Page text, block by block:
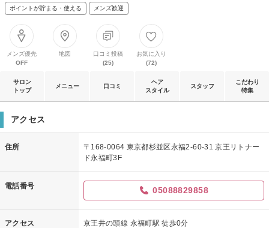
ポイントが貯まる・使える メンズ歓迎
メンズ優先
OFF
地図
口コミ投稿
(25)
お気に入り
(72)
サロン
トップ
メニュー 口コミ
ヘア
スタイル
スタッフ
こだわり
特集
アクセス
住所
〒168-0064 東京都杉並区永福2-60-31 京王リトナー
ド永福町3F
電話番号 05088829858
アクセス
京王井の頭線 永福町駅 徒歩0分